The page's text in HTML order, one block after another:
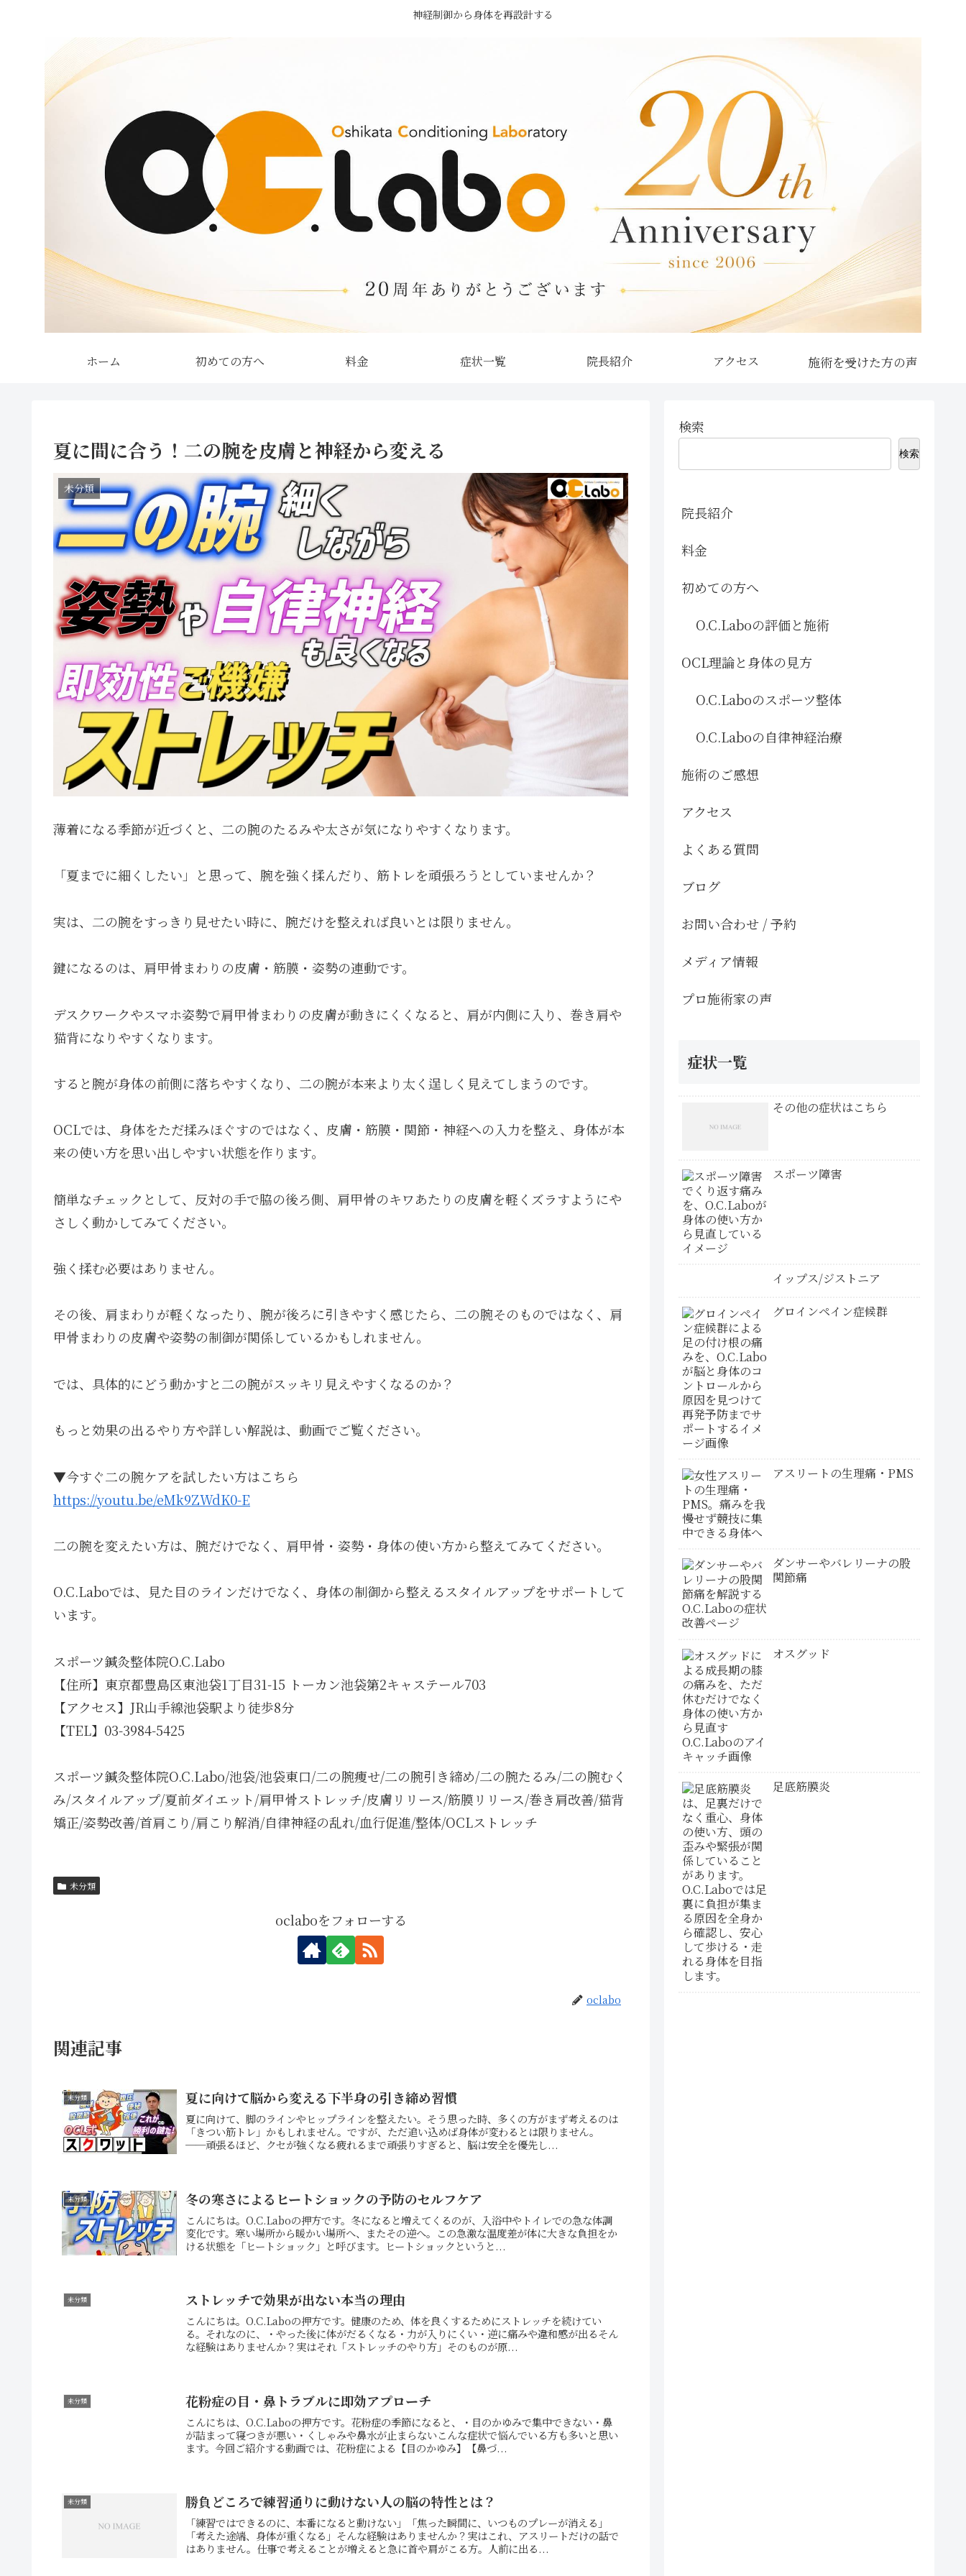
神経制御から身体を再設計する
ホーム 初めての方へ 料金 症状一覧 院長紹介 アクセス
夏に間に合う！二の腕を皮膚と神経から変える
未分類
薄着になる季節が近づくと、二の腕のたるみや太さが気になりやすくなります。
「夏までに細くしたい」と思って、腕を強く揉んだり、筋トレを頑張ろうとしていませんか？
実は、二の腕をすっきり見せたい時に、腕だけを整えれば良いとは限りません。
鍵になるのは、肩甲骨まわりの皮膚・筋膜・姿勢の連動です。
デスクワークやスマホ姿勢で肩甲骨まわりの皮膚が動きにくくなると、肩が内側に入り、巻き肩や
猫背になりやすくなります。
すると腕が身体の前側に落ちやすくなり、二の腕が本来より太く逞しく見えてしまうのです。
OCLでは、身体をただ揉みほぐすのではなく、皮膚・筋膜・関節・神経への入力を整え、身体が本
来の使い方を思い出しやすい状態を作ります。
簡単なチェックとして、反対の手で脇の後ろ側、肩甲骨のキワあたりの皮膚を軽くズラすようにや
さしく動かしてみてください。
強く揉む必要はありません。
その後、肩まわりが軽くなったり、腕が後ろに引きやすく感じたら、二の腕そのものではなく、肩
甲骨まわりの皮膚や姿勢の制御が関係しているかもしれません。
では、具体的にどう動かすと二の腕がスッキリ見えやすくなるのか？
もっと効果の出るやり方や詳しい解説は、動画でご覧ください。
▼今すぐ二の腕ケアを試したい方はこちら
https://youtu.be/eMk9ZWdK0-E
二の腕を変えたい方は、腕だけでなく、肩甲骨・姿勢・身体の使い方から整えてみてください。
O.C.Laboでは、見た目のラインだけでなく、身体の制御から整えるスタイルアップをサポートして
います。
スポーツ鍼灸整体院O.C.Labo
【住所】東京都豊島区東池袋1丁目31-15 トーカン池袋第2キャステール703
【アクセス】JR山手線池袋駅より徒歩8分
【TEL】03-3984-5425
スポーツ鍼灸整体院O.C.Labo/池袋/池袋東口/二の腕痩せ/二の腕引き締め/二の腕たるみ/二の腕むく
み/スタイルアップ/夏前ダイエット/肩甲骨ストレッチ/皮膚リリース/筋膜リリース/巻き肩改善/猫背
矯正/姿勢改善/首肩こり/肩こり解消/自律神経の乱れ/血行促進/整体/OCLストレッチ
未分類
oclaboをフォローする
oclabo
関連記事
未分類 夏に向けて脳から変える下半身の引き締め習慣
夏に向けて、脚のラインやヒップラインを整えたい。そう思った時、多くの方がまず考えるのは
「きつい筋トレ」かもしれません。ですが、ただ追い込めば身体が変わるとは限りません。
──頑張るほど、クセが強くなる疲れるまで頑張りすぎると、脳は安全を優先し...
未分類 冬の寒さによるヒートショックの予防のセルフケア
こんにちは。O.C.Laboの押方です。冬になると増えてくるのが、入浴中やトイレでの急な体調
変化です。寒い場所から暖かい場所へ、またその逆へ。この急激な温度差が体に大きな負担をか
ける状態を「ヒートショック」と呼びます。ヒートショックというと...
未分類 ストレッチで効果が出ない本当の理由
こんにちは。O.C.Laboの押方です。健康のため、体を良くするためにストレッチを続けてい
る。それなのに、・やった後に体がだるくなる・力が入りにくい・逆に痛みや違和感が出るそん
な経験はありませんか？実はそれ「ストレッチのやり方」そのものが原...
未分類 花粉症の目・鼻トラブルに即効アプローチ
こんにちは、O.C.Laboの押方です。花粉症の季節になると、・目のかゆみで集中できない・鼻
が詰まって寝つきが悪い・くしゃみや鼻水が止まらないこんな症状で悩んでいる方も多いと思い
ます。今回ご紹介する動画では、花粉症による【目のかゆみ】【鼻づ...
未分類 勝負どころで練習通りに動けない人の脳の特性とは？
「練習ではできるのに、本番になると動けない」「焦った瞬間に、いつものプレーが消える」
「考えた途端、身体が重くなる」そんな経験はありませんか？実はこれ、アスリートだけの話で
はありません。仕事で考えることが増えると急に首や肩がこる方。人前に出る...
検索
検索
院長紹介
料金
初めての方へ
O.C.Laboの評価と施術
OCL理論と身体の見方
O.C.Laboのスポーツ整体
O.C.Laboの自律神経治療
施術のご感想
アクセス
よくある質問
ブログ
お問い合わせ / 予約
メディア情報
プロ施術家の声
症状一覧
その他の症状はこちら
スポーツ障害
イップス/ジストニア
グロインペイン症候群
アスリートの生理痛・PMS
ダンサーやバレリーナの股
関節痛
オスグッド
足底筋膜炎